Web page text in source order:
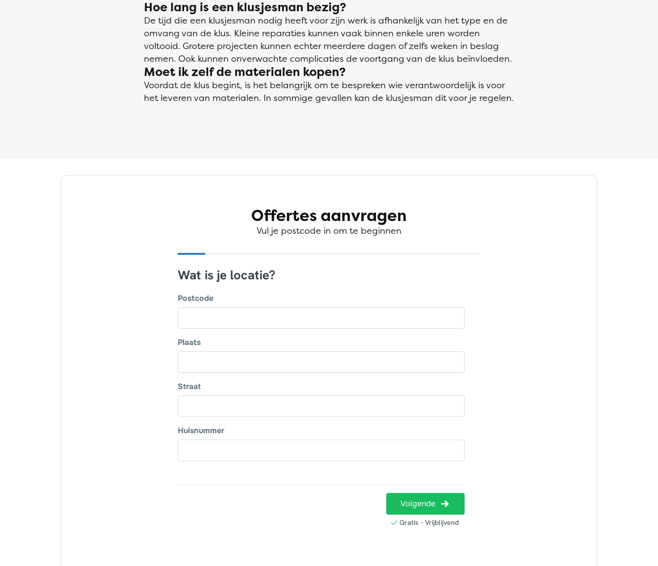
Hoe lang is een klusjesman bezig?
De tijd die een klusjesman nodig heeft voor zijn werk is afhankelijk van het type en de
omvang van de klus. Kleine reparaties kunnen vaak binnen enkele uren worden
voltooid. Grotere projecten kunnen echter meerdere dagen of zelfs weken in beslag
nemen. Ook kunnen onverwachte complicaties de voortgang van de klus beïnvloeden.
Moet ik zelf de materialen kopen?
Voordat de klus begint, is het belangrijk om te bespreken wie verantwoordelijk is voor
het leveren van materialen. In sommige gevallen kan de klusjesman dit voor je regelen.
Offertes aanvragen
Vul je postcode in om te beginnen